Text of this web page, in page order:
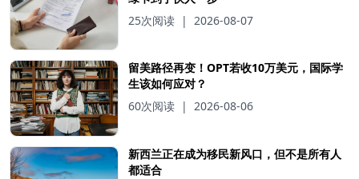
25次阅读 | 2026-08-07
留美路径再变！OPT若收10万美元，国际学
生该如何应对？
60次阅读 | 2026-08-06
新西兰正在成为移民新风口，但不是所有人
都适合